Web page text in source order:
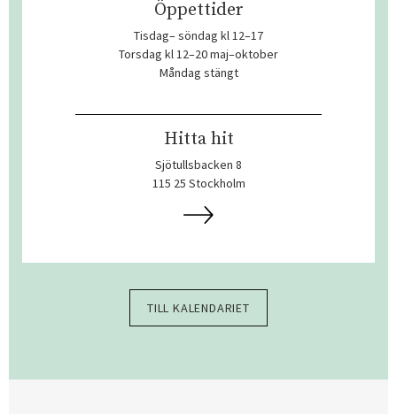
Öppettider
Tisdag– söndag kl 12–17
Torsdag kl 12–20 maj–oktober
Måndag stängt
Hitta hit
Sjötullsbacken 8
115 25 Stockholm
TILL KALENDARIET